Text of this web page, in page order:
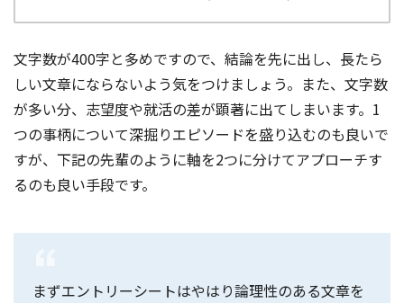
文字数が400字と多めですので、結論を先に出し、長たら
しい文章にならないよう気をつけましょう。また、文字数
が多い分、志望度や就活の差が顕著に出てしまいます。1
つの事柄について深掘りエピソードを盛り込むのも良いで
すが、下記の先輩のように軸を2つに分けてアプローチす
るのも良い手段です。
まずエントリーシートはやはり論理性のある文章を